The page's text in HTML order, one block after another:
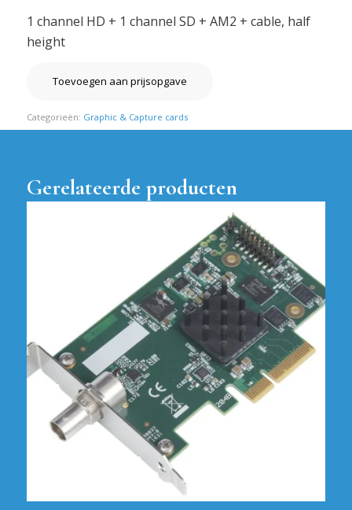
1 channel HD + 1 channel SD + AM2 + cable, half
height
Toevoegen aan prijsopgave
Categorieën: Graphic & Capture cards
Gerelateerde producten